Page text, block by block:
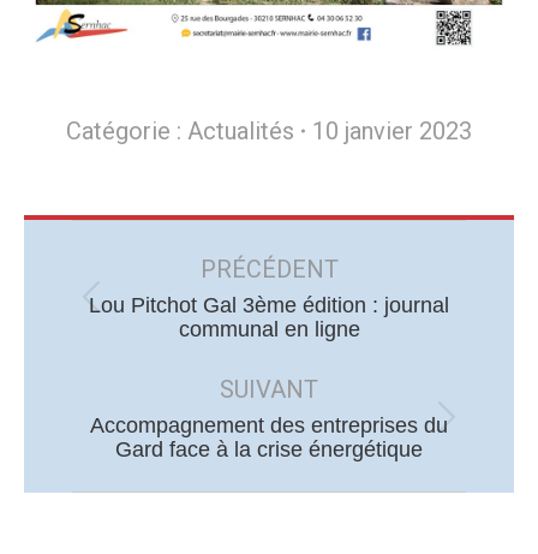
Catégorie : Actualités 10 janvier 2023
PRÉCÉDENT
Article
précédent
:
Lou Pitchot Gal 3ème édition : journal
communal en ligne
SUIVANT
Article
Accompagnement des entreprises du
Gard face à la crise énergétique